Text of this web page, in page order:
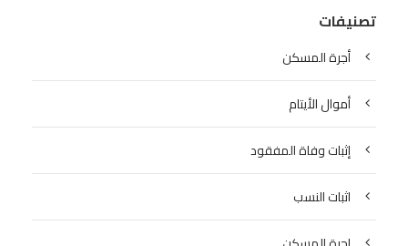
تصنيفات
أجرة المسكن
أموال الأيتام
إثبات وفاة المفقود
اثبات النسب